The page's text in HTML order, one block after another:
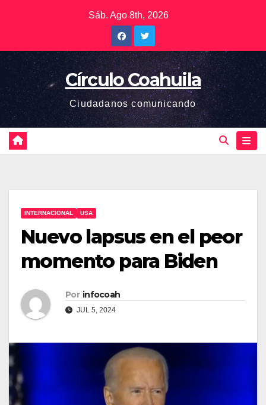
Sáb. Ago 8th, 2026
Círculo Coahuila
Ciudadanos comunicando
INTERNACIONAL USA
Nuevo lapsus en el peor
momento para Biden
Por infocoah
JUL 5, 2024